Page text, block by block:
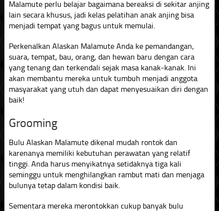
Malamute perlu belajar bagaimana bereaksi di sekitar anjing
lain secara khusus, jadi kelas pelatihan anak anjing bisa
menjadi tempat yang bagus untuk memulai.
Perkenalkan Alaskan Malamute Anda ke pemandangan,
suara, tempat, bau, orang, dan hewan baru dengan cara
yang tenang dan terkendali sejak masa kanak-kanak. Ini
akan membantu mereka untuk tumbuh menjadi anggota
masyarakat yang utuh dan dapat menyesuaikan diri dengan
baik!
Grooming
Bulu Alaskan Malamute dikenal mudah rontok dan
karenanya memiliki kebutuhan perawatan yang relatif
tinggi. Anda harus menyikatnya setidaknya tiga kali
seminggu untuk menghilangkan rambut mati dan menjaga
bulunya tetap dalam kondisi baik.
Sementara mereka merontokkan cukup banyak bulu